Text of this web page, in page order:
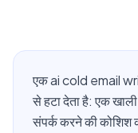
एक ai cold email
से हटा देता है: एक
संपर्क करने की कोशिश